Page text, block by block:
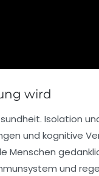
wird
Isolation
und kognitive
Menschen
und